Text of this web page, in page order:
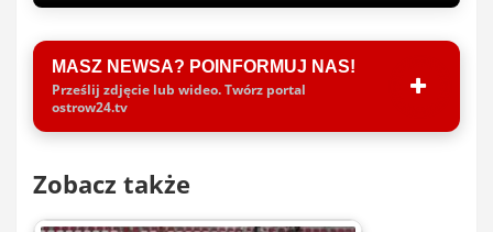
MASZ NEWSA? POINFORMUJ NAS!
Prześlij zdjęcie lub wideo. Twórz portal
ostrow24.tv
Zobacz także